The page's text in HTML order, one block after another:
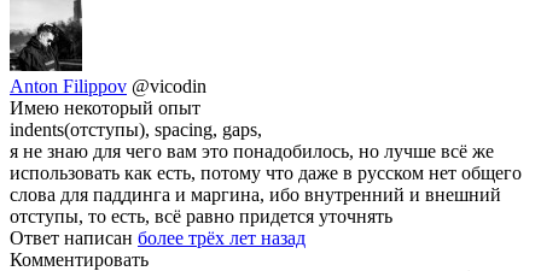
Anton Filippov @vicodin
Имею некоторый опыт
indents(отступы), spacing, gaps,
я не знаю для чего вам это понадобилось, но лучше всё же
использовать как есть, потому что даже в русском нет общего
слова для паддинга и маргина, ибо внутренний и внешний
отступы, то есть, всё равно придется уточнять
Ответ написан более трёх лет назад
Комментировать